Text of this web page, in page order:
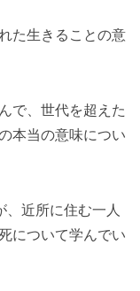
た生きることの意
で、世代を超えた
本当の意味につい
近所に住む一人
について学んでい